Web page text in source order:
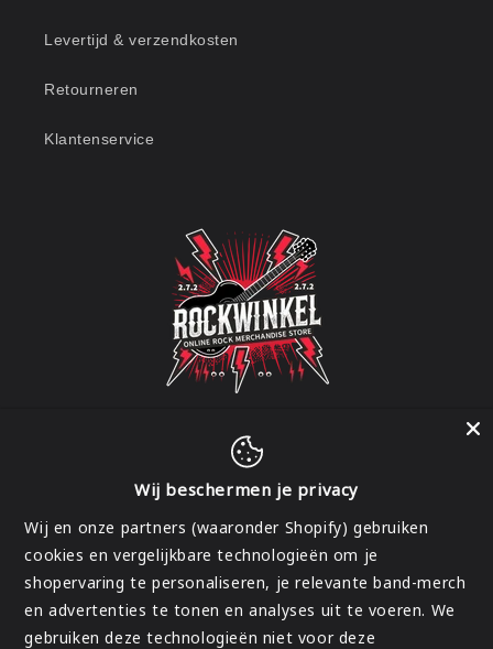
Levertijd & verzendkosten
Retourneren
Klantenservice
FacebookInstagram
België | EUR €
Wij beschermen je privacy
Wij en onze partners (waaronder Shopify) gebruiken
cookies en vergelijkbare technologieën om je
shopervaring te personaliseren, je relevante band-merch
en advertenties te tonen en analyses uit te voeren. We
gebruiken deze technologieën niet voor deze